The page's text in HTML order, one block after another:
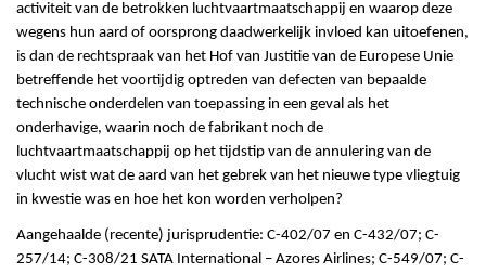
activiteit van de betrokken luchtvaartmaatschappij en waarop deze
wegens hun aard of oorsprong daadwerkelijk invloed kan uitoefenen,
is dan de rechtspraak van het Hof van Justitie van de Europese Unie
betreffende het voortijdig optreden van defecten van bepaalde
technische onderdelen van toepassing in een geval als het
onderhavige, waarin noch de fabrikant noch de
luchtvaartmaatschappij op het tijdstip van de annulering van de
vlucht wist wat de aard van het gebrek van het nieuwe type vliegtuig
in kwestie was en hoe het kon worden verholpen?
Aangehaalde (recente) jurisprudentie: C-402/07 en C-432/07; C-
257/14; C-308/21 SATA International – Azores Airlines; C-549/07; C-